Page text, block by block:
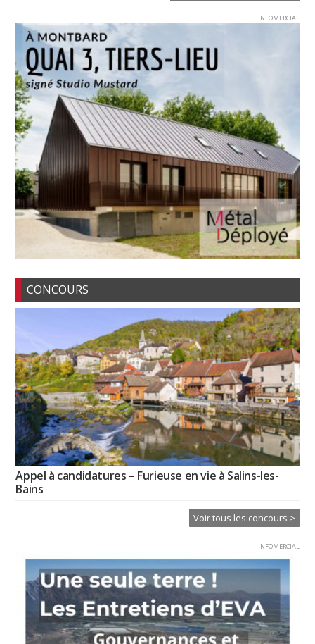
INFOMERCIAL
CONCOURS
Appel à candidatures – Furieuse en vie à Salins-les-
Bains
Voir tous les concours >
INFOMERCIAL